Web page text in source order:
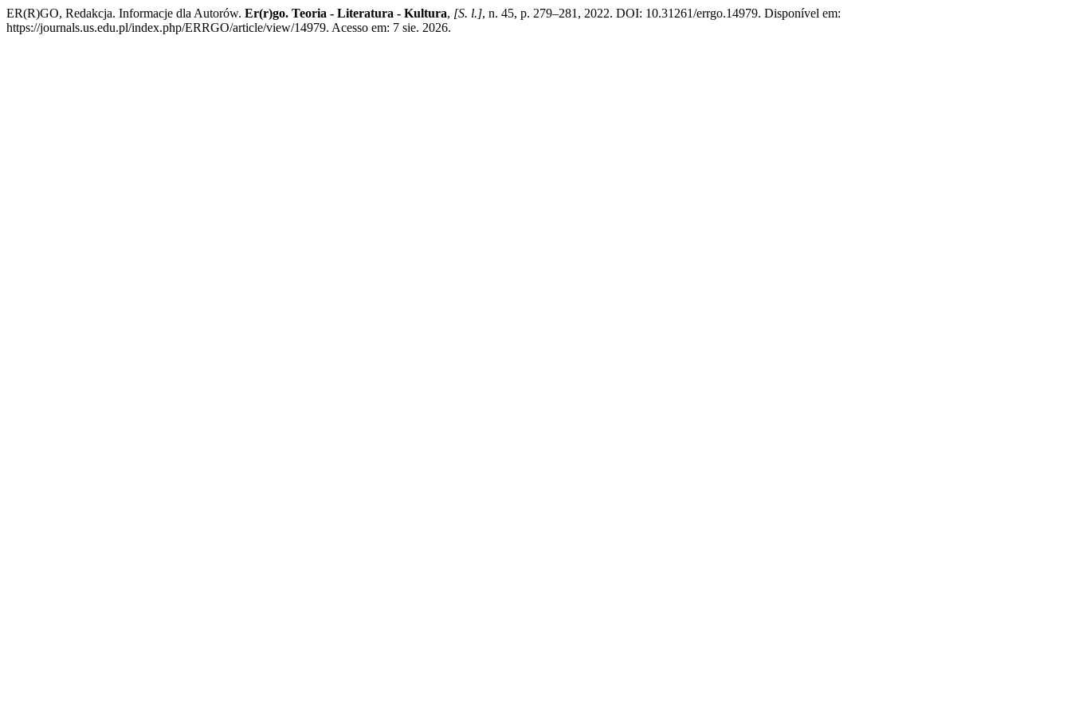
ER(R)GO, Redakcja. Informacje dla Autorów. Er(r)go. Teoria - Literatura - Kultura, [S. l.], n. 45, p. 279–281, 2022. DOI: 10.31261/errgo.14979. Disponível em:
https://journals.us.edu.pl/index.php/ERRGO/article/view/14979. Acesso em: 7 sie. 2026.